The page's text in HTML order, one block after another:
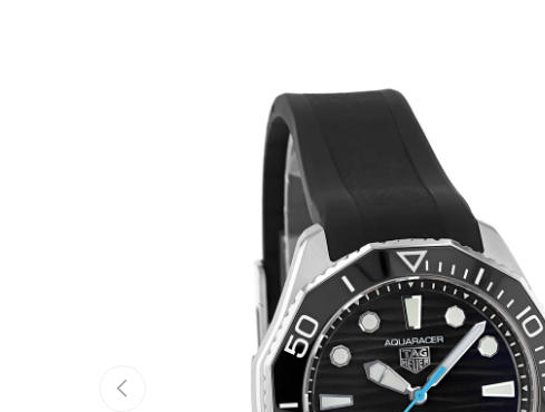
Zu Produktinformationen springen
Vorherige